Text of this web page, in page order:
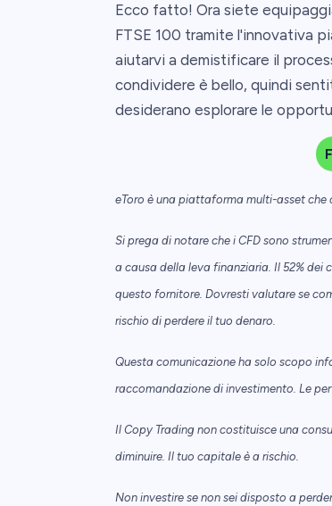
Ecco fatto! Ora siete
FTSE 100 tramite l'innovativa
aiutarvi a demistificare il
condividere è bello, quindi
desiderano esplorare le
eToro è una piattaforma multi-asset che
Si prega di notare che i CFD sono
a causa della leva finanziaria. Il 52%
questo fornitore. Dovresti valutare se
rischio di perdere il tuo denaro.
Questa comunicazione ha solo scopo
raccomandazione di investimento. Le
Il Copy Trading non costituisce una
diminuire. Il tuo capitale è a rischio.
Non investire se non sei disposto a